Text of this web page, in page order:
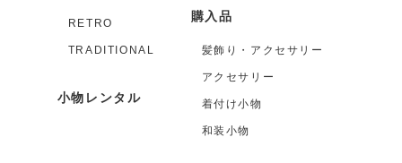
RETRO
TRADITIONAL
小物レンタル
購入品
髪飾り・アクセサリー
アクセサリー
着付け小物
和装小物